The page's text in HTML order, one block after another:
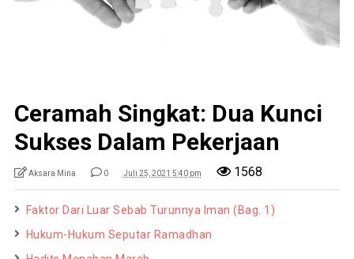
Ceramah Singkat: Dua Kunci
Sukses Dalam Pekerjaan
Aksara Mina 0 Juli 25, 2021 5:40 pm 1568
Faktor Dari Luar Sebab Turunnya Iman (Bag. 1)
Hukum-Hukum Seputar Ramadhan